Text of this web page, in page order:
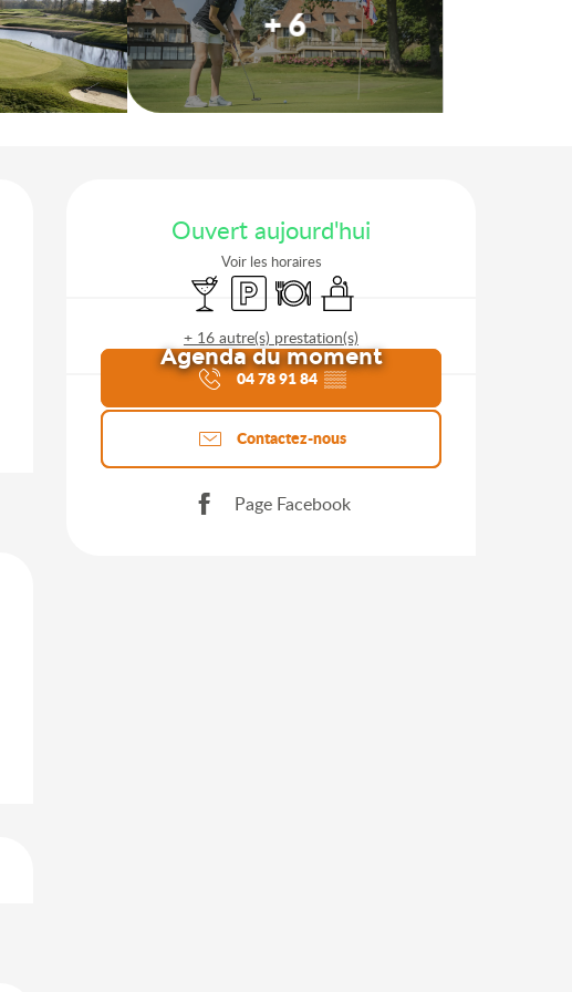
+ 6
Ouvert aujourd'hui
Voir les horaires
Bar / Buvette
ParkingRestaurantSéminaires
+ 16 autre(s) prestation(s)
Agenda du moment
04 78 91 84▒▒
Contactez-nous
Page Facebook